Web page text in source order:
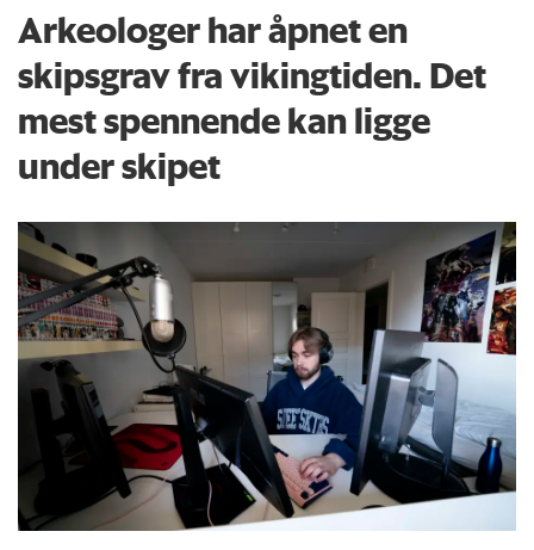
Arkeologer har åpnet en
skipsgrav fra vikingtiden. Det
mest spennende kan ligge
under skipet